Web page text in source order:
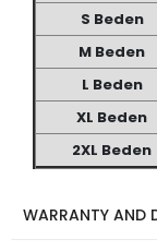
S Beden
M Beden
L Beden
XL Beden
2XL Beden
WARRANTY AND